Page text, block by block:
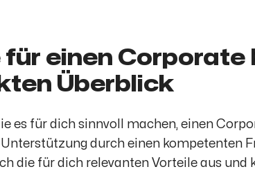
für einen Corporate
Überblick
es für dich sinnvoll machen, einen
durch einen kompetenten
die für dich relevanten Vorteile aus und